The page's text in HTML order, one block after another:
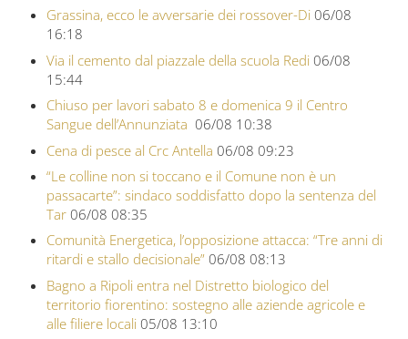
Grassina, ecco le avversarie dei rossover-Di 06/08
16:18
Via il cemento dal piazzale della scuola Redi 06/08
15:44
Chiuso per lavori sabato 8 e domenica 9 il Centro
Sangue dell’Annunziata 06/08 10:38
Cena di pesce al Crc Antella 06/08 09:23
“Le colline non si toccano e il Comune non è un
passacarte”: sindaco soddisfatto dopo la sentenza del
Tar 06/08 08:35
Comunità Energetica, l’opposizione attacca: “Tre anni di
ritardi e stallo decisionale” 06/08 08:13
Bagno a Ripoli entra nel Distretto biologico del
territorio fiorentino: sostegno alle aziende agricole e
alle filiere locali 05/08 13:10